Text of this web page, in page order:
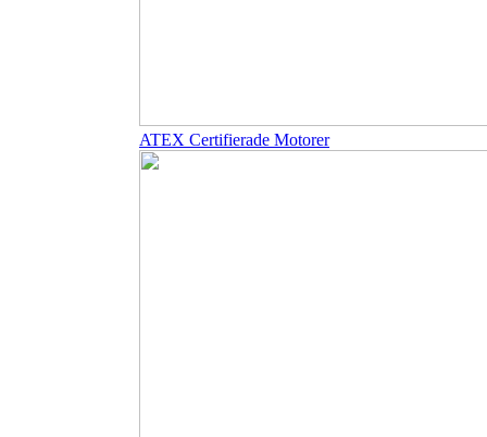
ATEX Certifierade Motorer